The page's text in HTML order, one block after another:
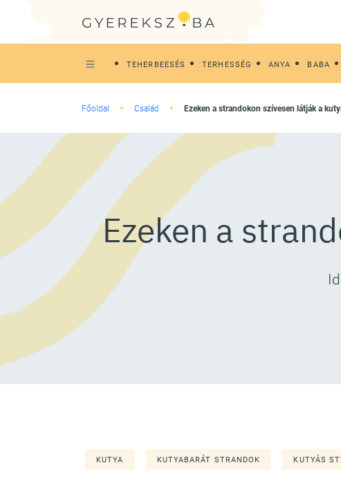
TEHERBEESÉS TERHESSÉG ANYA BABA
Főoldal Család Ezeken a strandokon szívesen látják a
Ezeken a
KUTYA KUTYABARÁT STRANDOK KUTYÁS